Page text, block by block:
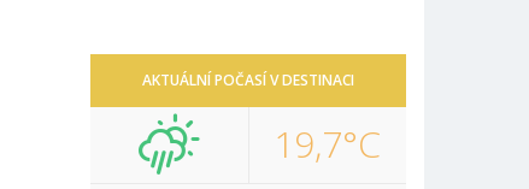
AKTUÁLNÍ POČASÍ V DESTINACI
19,7°C